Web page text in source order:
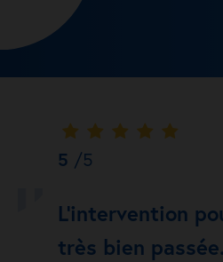
5 /5
L’intervention
très bien